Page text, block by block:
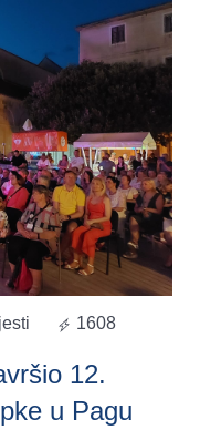
1608
12.
u Pagu